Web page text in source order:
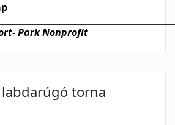
Park Nonprofit
labdarúgó torna